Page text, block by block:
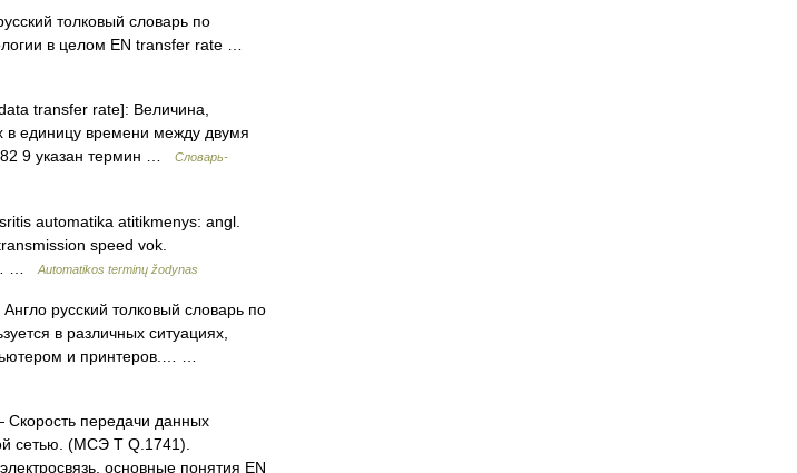
толковый словарь по
в целом EN transfer rate …
transfer rate]: Величина,
в единицу времени между двумя
9 указан термин …
Словарь-
automatika atitikmenys: angl.
speed vok.
…
Automatikos terminų žodynas
русский толковый словарь по
в различных ситуациях,
и принтеров.… …
передачи данных
сетью. (МСЭ Т Q.1741).
основные понятия EN